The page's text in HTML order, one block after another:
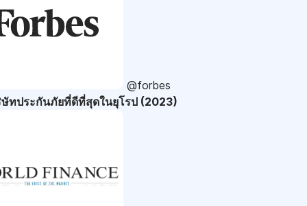
@forbes
ทประกันภัยที่ดีที่สุดในยุโรป (2023)